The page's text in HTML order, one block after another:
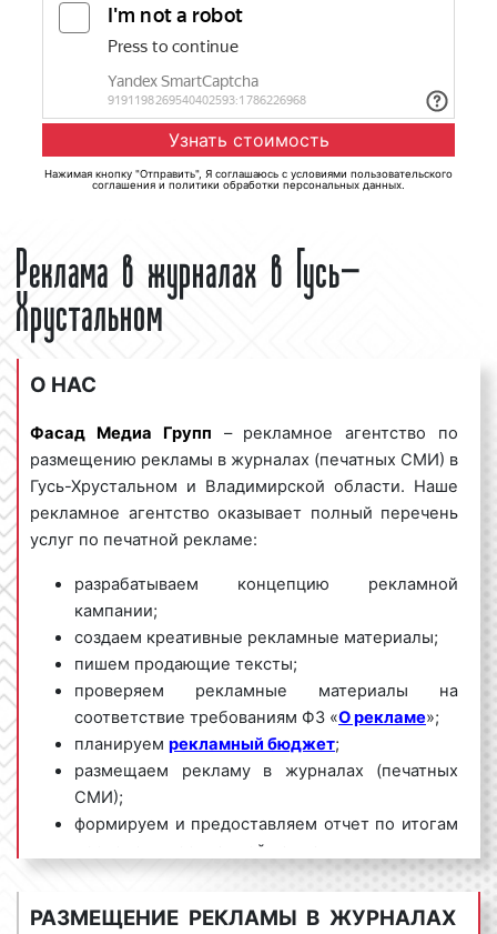
Нажимая кнопку "Отправить", Я соглашаюсь с условиями пользовательского
соглашения и политики обработки персональных данных
Реклама в журналах в Гусь-
Хрустальном
О НАС
Фасад Медиа Групп – рекламное агентство по
размещению рекламы в журналах (печатных СМИ) в
Гусь-Хрустальном и Владимирской области. Наше
рекламное агентство оказывает полный перечень
услуг по печатной рекламе:
разрабатываем концепцию рекламной
кампании;
создаем креативные рекламные материалы;
пишем продающие тексты;
проверяем рекламные материалы на
соответствие требованиям ФЗ «О рекламе»;
планируем рекламный бюджет;
размещаем рекламу в журналах (печатных
СМИ);
формируем и предоставляем отчет по итогам
проведения рекламной кампании.
Мы обладаем большим опытом и необходимыми
знаниями для проведения качественных и
РАЗМЕЩЕНИЕ РЕКЛАМЫ В ЖУРНАЛАХ